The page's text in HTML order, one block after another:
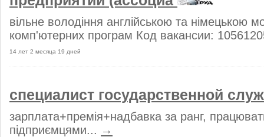
вільне володіння англійською та німецькою
комп'ютерних програм Код вакансии:
14 лет 2 месяца 19 дней
специалист государственной
зарплата+премія+надбавка за ранг,
підприємцями... →